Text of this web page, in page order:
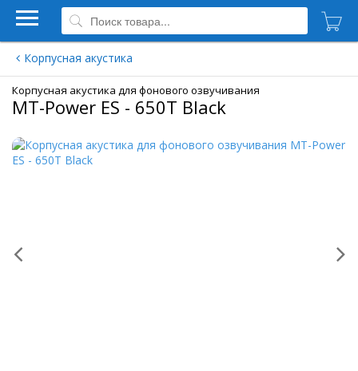
Корпусная акустика
Корпусная акустика для фонового озвучивания
MT-Power ES - 650Т Black